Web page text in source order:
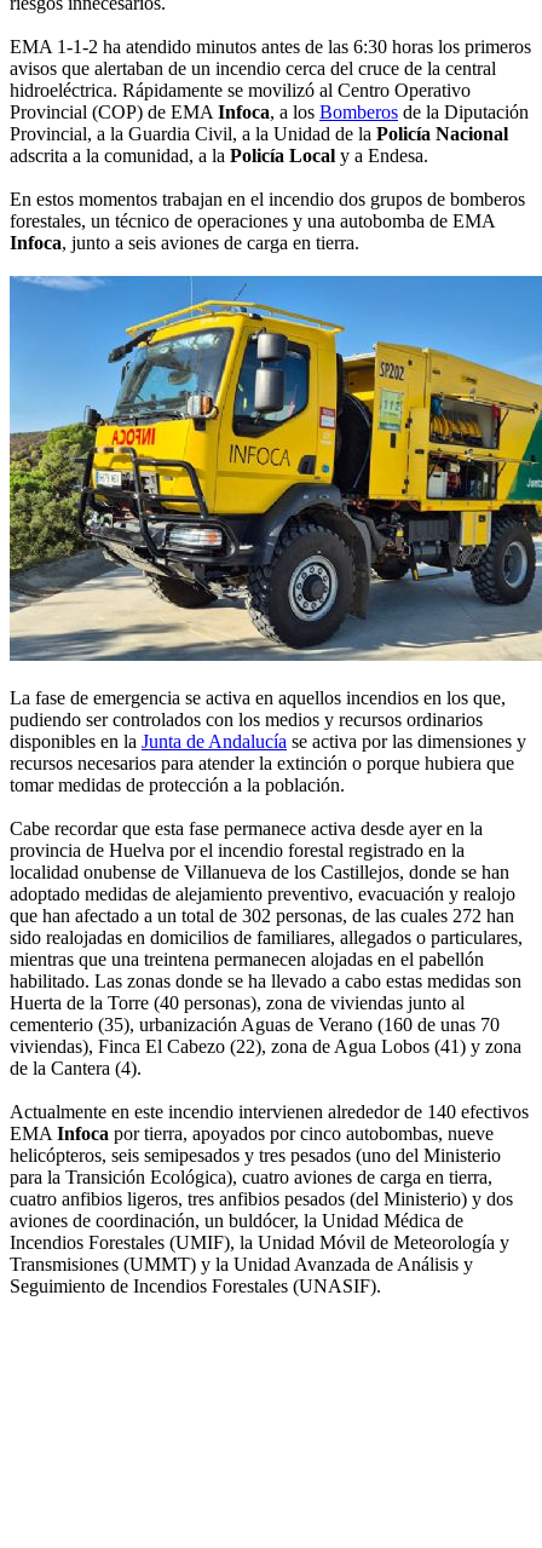
EMA 1-1-2 ha atendido minutos antes de las 6:30 horas los primeros
avisos que alertaban de un incendio cerca del cruce de la central
hidroeléctrica. Rápidamente se movilizó al Centro Operativo
Provincial (COP) de EMA Infoca, a los Bomberos de la Diputación
Provincial, a la Guardia Civil, a la Unidad de la Policía Nacional
adscrita a la comunidad, a la Policía Local y a Endesa.
En estos momentos trabajan en el incendio dos grupos de bomberos
forestales, un técnico de operaciones y una autobomba de EMA
Infoca, junto a seis aviones de carga en tierra.
La fase de emergencia se activa en aquellos incendios en los que,
pudiendo ser controlados con los medios y recursos ordinarios
disponibles en la Junta de Andalucía se activa por las dimensiones y
recursos necesarios para atender la extinción o porque hubiera que
tomar medidas de protección a la población.
Cabe recordar que esta fase permanece activa desde ayer en la
provincia de Huelva por el incendio forestal registrado en la
localidad onubense de Villanueva de los Castillejos, donde se han
adoptado medidas de alejamiento preventivo, evacuación y realojo
que han afectado a un total de 302 personas, de las cuales 272 han
sido realojadas en domicilios de familiares, allegados o particulares,
mientras que una treintena permanecen alojadas en el pabellón
habilitado. Las zonas donde se ha llevado a cabo estas medidas son
Huerta de la Torre (40 personas), zona de viviendas junto al
cementerio (35), urbanización Aguas de Verano (160 de unas 70
viviendas), Finca El Cabezo (22), zona de Agua Lobos (41) y zona
de la Cantera (4).
Actualmente en este incendio intervienen alrededor de 140 efectivos
EMA Infoca por tierra, apoyados por cinco autobombas, nueve
helicópteros, seis semipesados y tres pesados (uno del Ministerio
para la Transición Ecológica), cuatro aviones de carga en tierra,
cuatro anfibios ligeros, tres anfibios pesados (del Ministerio) y dos
aviones de coordinación, un buldócer, la Unidad Médica de
Incendios Forestales (UMIF), la Unidad Móvil de Meteorología y
Transmisiones (UMMT) y la Unidad Avanzada de Análisis y
Seguimiento de Incendios Forestales (UNASIF).